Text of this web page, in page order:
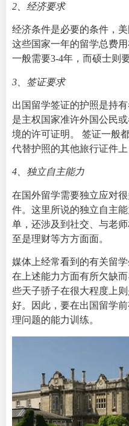
2、经济要求
经济条件是必要的条件，
这些国家一年的留学总费
一般需要3-4年，而硕士则要
3、签证要求
出国留学签证的护照是持
是主权国家准许外国公民
境的许可证明。 签证一般
代替护照的其他旅行证件
4、独立自主能力
在国外留学需要独立应对
件。这里所说的独立自主
单，还涉及到社交、与老
至是理财等方方面面。
媒体上经常看到的有关留
在上述能力方面有所欠缺
些天子骄子在很大程度上
好。因此，要在出国留学
理问题的能力训练。